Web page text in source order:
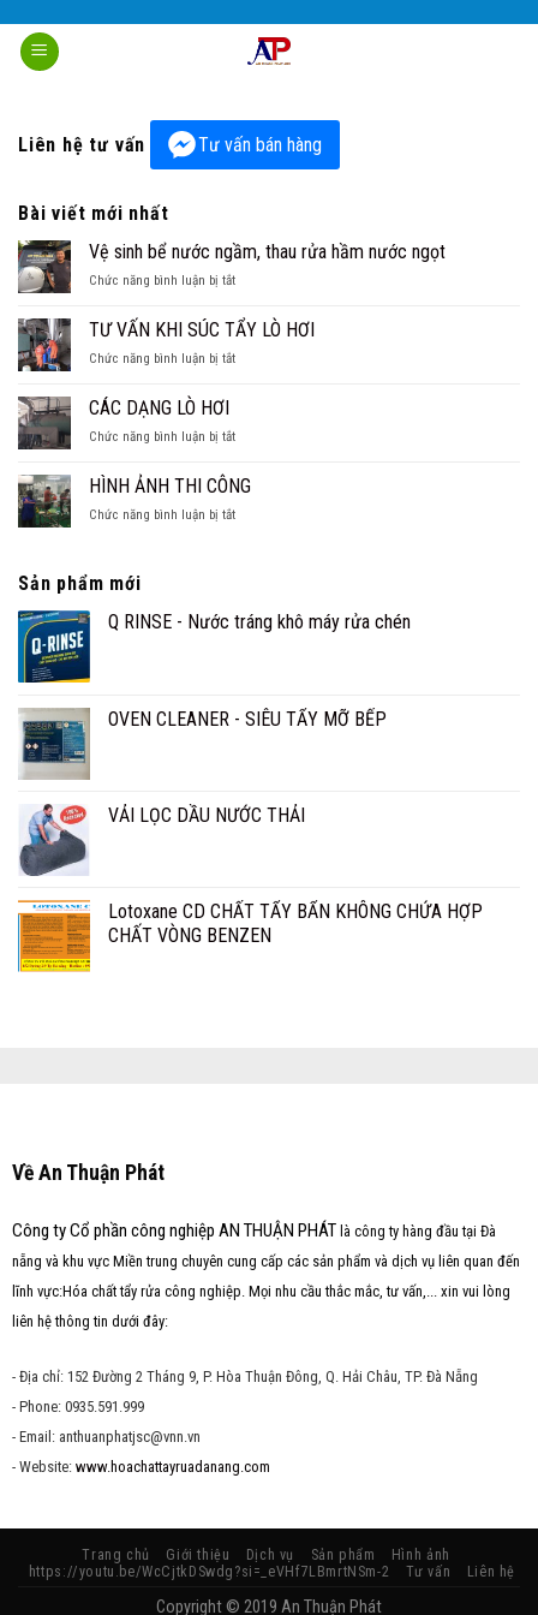
content
Liên hệ tư vấn Tư vấn bán hàng
Bài viết mới nhất
Vệ sinh bể nước ngầm, thau rửa hầm nước ngọt
Chức năng bình luận bị tắtở
sinh
bể
nước
hầm
ngọt
TƯ VẤN KHI SÚC TẨY LÒ HƠI
Chức năng bình luận bị tắtở
SÚC
LÒ
CÁC DẠNG LÒ HƠI
Chức năng bình luận bị tắtở
DẠNG
LÒ
HƠI
HÌNH ẢNH THI CÔNG
Chức năng bình luận bị tắtở
Sản phẩm mới
Q RINSE - Nước tráng khô máy rửa chén
OVEN CLEANER - SIÊU TẨY MỠ BẾP
VẢI LỌC DẦU NƯỚC THẢI
Lotoxane CD CHẤT TẨY BẨN KHÔNG CHỨA HỢP
CHẤT VÒNG BENZEN
Về An Thuận Phát
Công ty Cổ phần công nghiệp AN THUẬN PHÁT là công ty hàng đầu tại Đà
nẵng và khu vực Miền trung chuyên cung cấp các sản phẩm và dịch vụ liên quan đến
lĩnh vực:Hóa chất tẩy rửa công nghiệp. Mọi nhu cầu thắc mắc, tư vấn,... xin vui lòng
liên hệ thông tin dưới đây:
- Địa chỉ: 152 Đường 2 Tháng 9, P. Hòa Thuận Đông, Q. Hải Châu, TP. Đà Nẵng
- Phone: 0935.591.999
- Email: anthuanphatjsc@vnn.vn
- Website: www.hoachattayruadanang.com
Trang chủ Giới thiệu Dịch vụ Sản phẩm
Hình ảnh
https://youtu.be/WcCjtkDSwdg?si=_eVHf7LBmrtNSm-2
Tư vấn Liên hệ
Copyright © 2019 An Thuận Phát